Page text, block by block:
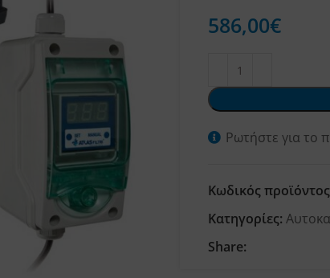
586,00€
Ρωτήστε για το
Κωδικός
Κατηγορίες:
Share: